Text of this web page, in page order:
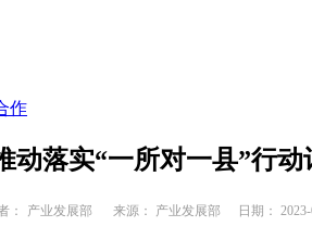
作
动落实“一所对一县”行动
： 产业发展部 来源： 产业发展部 日期： 2023-